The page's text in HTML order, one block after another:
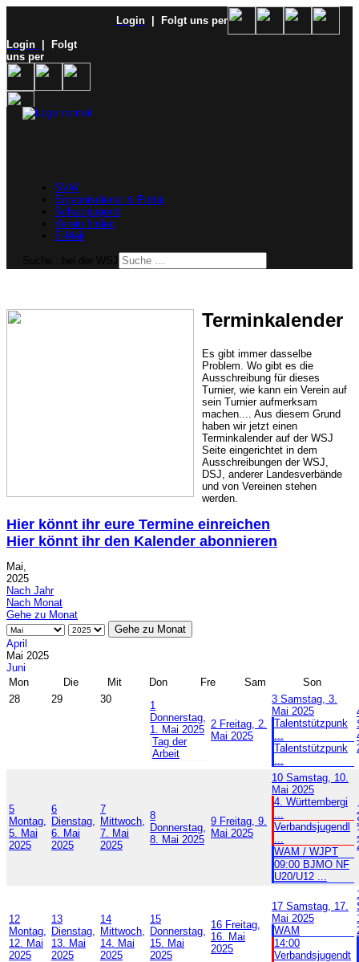
Login
| Folgt uns per
Login
| Folgt
uns per
SVW
Ergebnisdienst & Portal
Schachjugend
Verein finden
E-Mail
Terminkalender
Es gibt immer dasselbe
Problem. Wo gibt es die
Ausschreibung für dieses
Turnier, wie kann ein Verein auf
sein Turnier aufmerksam
machen.... Aus diesem Grund
haben wir jetzt einen
Terminkalender auf der WSJ
Seite eingerichtet in dem
Ausschreibungen der WSJ,
DSJ, anderer Landesverbände
und von Vereinen stehen
werden.
Hier könnt ihr eure Termine einreichen
Hier könnt ihr den Kalender abonnieren
Mai,
2025
Nach Jahr
Nach Monat
Gehe zu Monat
Gehe zu Monat
April
Mai 2025
Juni
Mon
Die Mit Don Fre Sam
Son
28
29 30
1
Donnerstag,
1. Mai 2025
Tag der
Arbeit
2 Freitag, 2.
Mai 2025
3 Samstag, 3.
Mai 2025
Talentstützpunk
Talentstützpunk
5
Montag,
5. Mai
2025
6
Dienstag,
6. Mai
2025
7
Mittwoch,
7. Mai
2025
8
Donnerstag,
8. Mai 2025
9 Freitag, 9.
Mai 2025
10 Samstag, 10.
Mai 2025
4. Württembergi
Verbandsjugendl
WAM / WJPT
09:00 BJMO NF
U20/U12 ...
12
Montag,
12. Mai
2025
13
Dienstag,
13. Mai
2025
14
Mittwoch,
14. Mai
2025
15
Donnerstag,
15. Mai
2025
16 Freitag,
16. Mai
2025
17 Samstag, 17.
Mai 2025
WAM
14:00
Verbandsjugendt